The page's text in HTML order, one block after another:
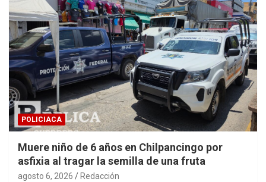
POLICIACA
Muere niño de 6 años en Chilpancingo por
asfixia al tragar la semilla de una fruta
agosto 6, 2026 Redacción